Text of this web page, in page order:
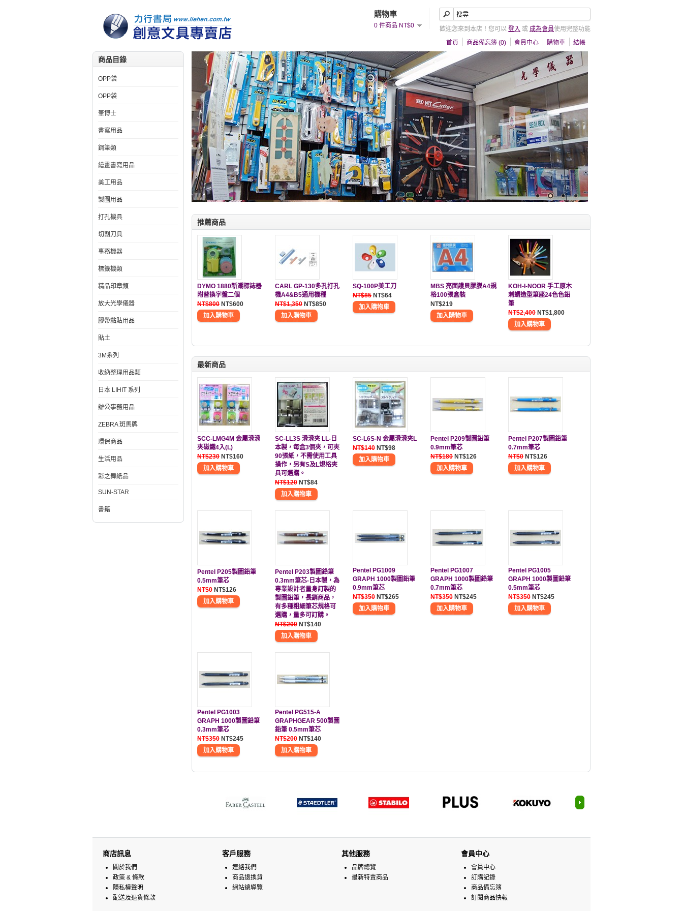
購物車
0 件商品 NT$0 歡迎您來到本店！您可以 登入 或 成為會員使用完整功能
首頁
商品備忘簿 (0) 會員中心 購物車 結帳
商品目錄
OPP袋
OPP袋
筆博士
書寫用品
鋼筆類
繪畫書寫用品
美工用品
製圖用品
打孔機具
切割刀具
事務機器
標籤機類
精品印章類
放大光學儀器
膠帶黏貼用品
貼土
3M系列
收納整理用品類
日本 LIHIT 系列
辦公事務用品
ZEBRA 斑馬牌
環保商品
生活用品
彩之舞紙品
SUN-STAR
書籍
推薦商品
DYMO 1880新潮標誌器
附替換字盤二個
NT$800 NT$600
CARL GP-130多孔打孔
機A4&B5通用機種
NT$1,350 NT$850
SQ-100P美工刀
NT$85 NT$64
MBS 亮面護貝膠膜A4規
格100張盒裝
NT$219
KOH-I-NOOR 手工原木
刺蝟造型筆座24色色鉛
筆
NT$2,400 NT$1,800
最新商品
SCC-LMG4M 金屬滑滑
夾磁鐵4入(L)
NT$230 NT$160
SC-LL3S 滑滑夾 LL-日
本製，每盒3個夾，可夾
90張紙，不需使用工具
操作，另有S及L規格夾
具可選購。
NT$120 NT$84
SC-L6S-N 金屬滑滑夾L
NT$140 NT$98
Pentel P209製圖鉛筆
0.9mm筆芯
NT$180 NT$126
Pentel P207製圖鉛筆
0.7mm筆芯
NT$0 NT$126
Pentel P205製圖鉛筆
0.5mm筆芯
NT$0 NT$126
Pentel P203製圖鉛筆
0.3mm筆芯-日本製，為
專業設計者量身訂製的
製圖鉛筆，長銷商品，
有多種粗細筆芯規格可
選購，量多可訂購。
NT$200 NT$140
Pentel PG1009
GRAPH 1000製圖鉛筆
0.9mm筆芯
NT$350 NT$265
Pentel PG1007
GRAPH 1000製圖鉛筆
0.7mm筆芯
NT$350 NT$245
Pentel PG1005
GRAPH 1000製圖鉛筆
0.5mm筆芯
NT$350 NT$245
Pentel PG1003
GRAPH 1000製圖鉛筆
0.3mm筆芯
NT$350 NT$245
Pentel PG515-A
GRAPHGEAR 500製圖
鉛筆 0.5mm筆芯
NT$200 NT$140
商店訊息
關於我們
政策 & 條款
隱私權聲明
配送及退貨條款
客戶服務
連絡我們
商品退換貨
網站總導覽
其他服務
品牌總覽
最新特賣商品
會員中心
會員中心
訂購記錄
商品備忘簿
訂閱商品快報